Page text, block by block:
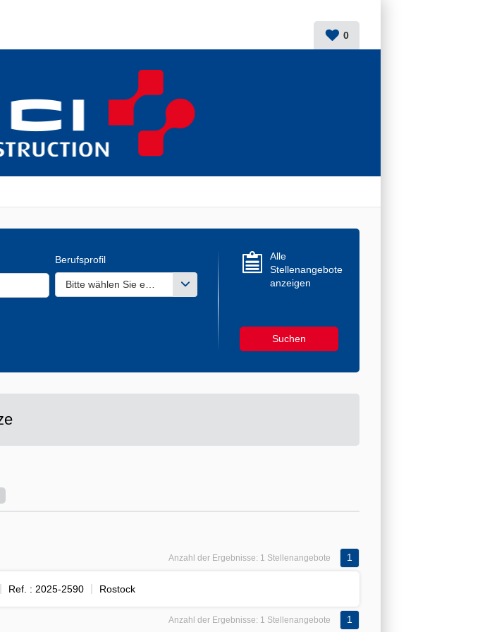
0
Berufsprofil
Bitte wählen Sie einen oder mehrere Werte aus
Alle
Stellenangebote
anzeigen
Anzahl der Ergebnisse: 1 Stellenangebote 1
Ref. : 2025-2590 Rostock
Anzahl der Ergebnisse: 1 Stellenangebote 1